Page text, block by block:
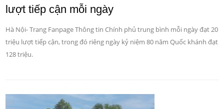
lượt tiếp cận mỗi ngày
Hà Nội- Trang Fanpage Thông tin Chính phủ trung bình mỗi ngày đạt 20
triệu lượt tiếp cận, trong đó riêng ngày kỷ niệm 80 năm Quốc khánh đạt
128 triệu.